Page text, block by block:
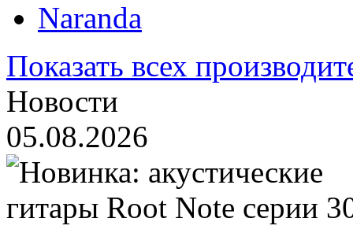
Naranda
Показать всех
Новости
05.08.2026